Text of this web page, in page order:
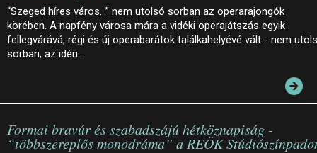
“Szeged híres város…” nem utolsó sorban az operarajongók
körében. A napfény városa mára a vidéki operajátszás egyik
fellegvárává, régi és új operabarátok találkahelyévé vált - nem
sorban, az idén…
Formai bravúr és szabadszájú hétköznapiság -
“többszereplős monodráma” a REÖK